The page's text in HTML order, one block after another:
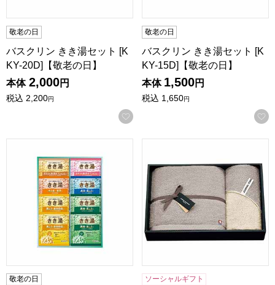
敬老の日
バスクリン きき湯セット [K
KY-20D]【敬老の日】
本体 2,000円
税込 2,200円
お気に入りに登録する
敬老の日
バスクリン きき湯セット [K
KY-15D]【敬老の日】
本体 1,500円
税込 1,650円
敬老の日
ソーシャルギフト